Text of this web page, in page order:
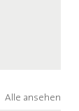
Alle ansehen